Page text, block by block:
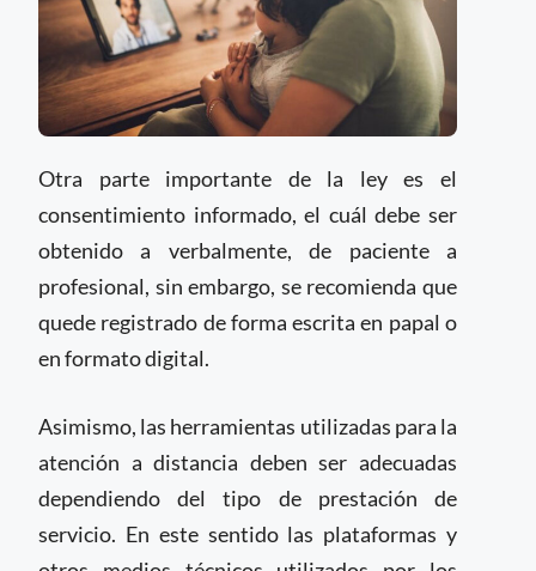
Otra parte importante de la ley es el
consentimiento informado, el cuál debe ser
obtenido a verbalmente, de paciente a
profesional, sin embargo, se recomienda que
quede registrado de forma escrita en papal o
en formato digital.
Asimismo, las herramientas utilizadas para la
atención a distancia deben ser adecuadas
dependiendo del tipo de prestación de
servicio. En este sentido las plataformas y